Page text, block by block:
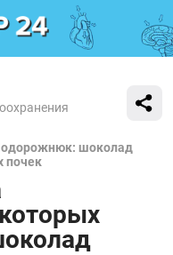
шоколад
почек